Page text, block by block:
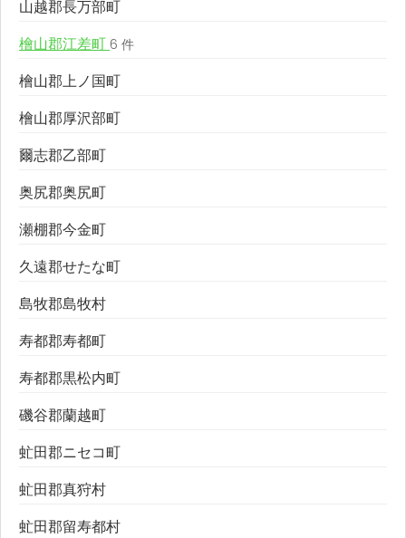
山越郡長万部町
檜山郡江差町 6 件
檜山郡上ノ国町
檜山郡厚沢部町
爾志郡乙部町
奥尻郡奥尻町
瀬棚郡今金町
久遠郡せたな町
島牧郡島牧村
寿都郡寿都町
寿都郡黒松内町
磯谷郡蘭越町
虻田郡ニセコ町
虻田郡真狩村
虻田郡留寿都村